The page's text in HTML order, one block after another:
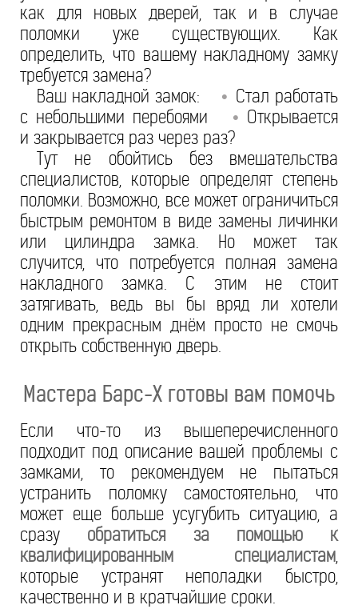
как для новых дверей, так и в случае
поломки уже существующих. Как
определить, что вашему накладному замку
требуется замена?
Ваш накладной замок: • Стал работать
с небольшими перебоями • Открывается
и закрывается раз через раз?
Тут не обойтись без вмешательства
специалистов, которые определят степень
поломки. Возможно, все может ограничиться
быстрым ремонтом в виде замены личинки
или цилиндра замка. Но может так
случится, что потребуется полная замена
накладного замка. С этим не стоит
затягивать, ведь вы бы вряд ли хотели
одним прекрасным днём просто не смочь
открыть собственную дверь.
Мастера Барс-Х готовы вам помочь
Если что-то из вышеперечисленного
подходит под описание вашей проблемы с
замками, то рекомендуем не пытаться
устранить поломку самостоятельно, что
может еще больше усугубить ситуацию, а
сразу обратиться за помощью к
квалифицированным специалистам,
которые устранят неполадки быстро,
качественно и в кратчайшие сроки.